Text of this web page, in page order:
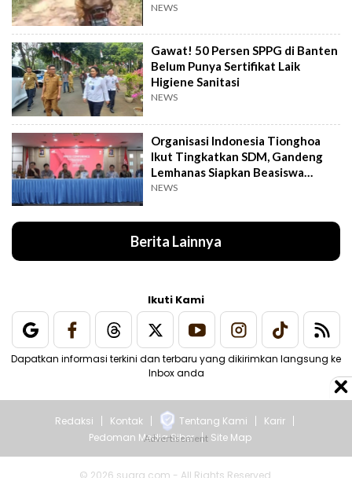
NEWS
Gawat! 50 Persen SPPG di Banten
Belum Punya Sertifikat Laik
Higiene Sanitasi
NEWS
Organisasi Indonesia Tionghoa
Ikut Tingkatkan SDM, Gandeng
Lemhanas Siapkan Beasiswa
Hingga S3
NEWS
Berita Lainnya
Ikuti Kami
Dapatkan informasi terkini dan terbaru yang dikirimkan langsung ke
Inbox anda
Redaksi Kontak Tentang Kami
Karir
Pedoman Media Siber
Site Map
© 2026 suara.com - All Rights Reserved.